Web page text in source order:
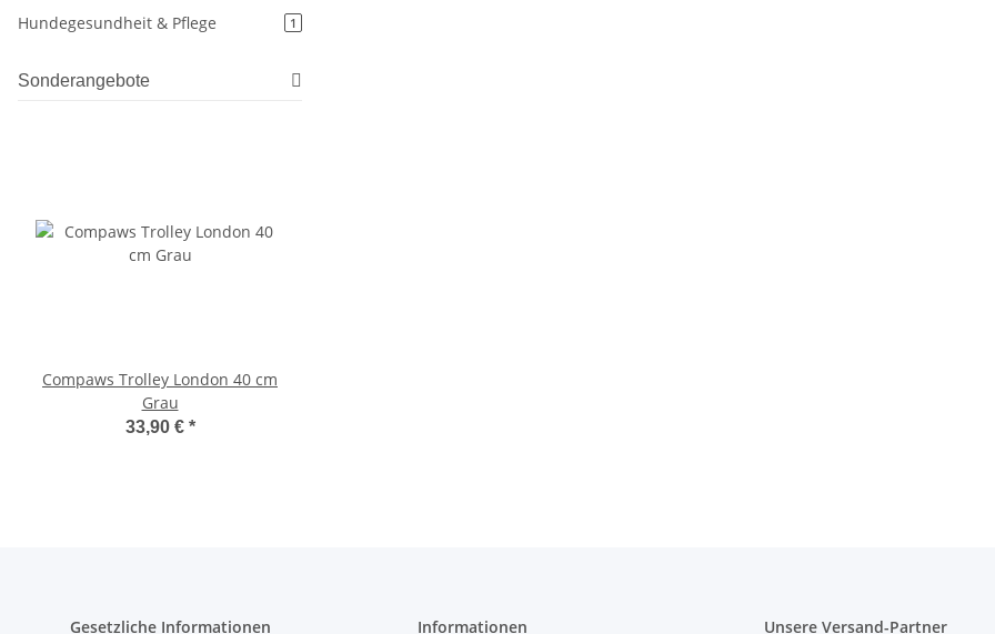
Hundegesundheit & Pflege 1
Sonderangebote
Compaws Trolley London 40 cm
Grau
33,90 € *
Gesetzliche Informationen Informationen Unsere Versand-Partner